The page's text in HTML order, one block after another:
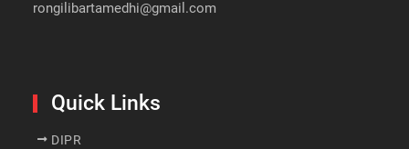
rongilibartamedhi@gmail.com
Quick Links
DIPR